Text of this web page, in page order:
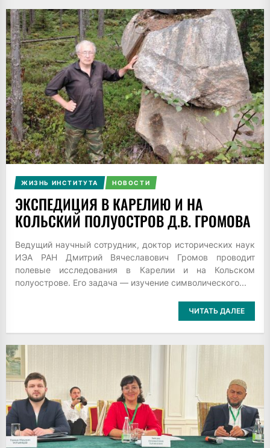
ЖИЗНЬ ИНСТИТУТА НОВОСТИ
ЭКСПЕДИЦИЯ В КАРЕЛИЮ И НА
КОЛЬСКИЙ ПОЛУОСТРОВ Д.В. ГРОМОВА
Ведущий научный сотрудник, доктор исторических наук
ИЭА РАН Дмитрий Вячеславович Громов проводит
полевые исследования в Карелии и на Кольском
полуострове. Его задача — изучение символического...
ЧИТАТЬ ДАЛЕЕ